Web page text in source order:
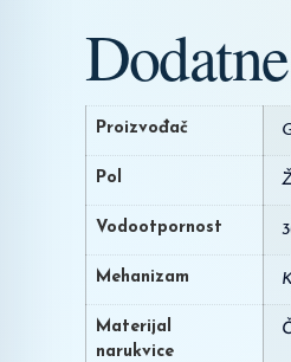
Proizvođač
Pol
Vodootpornost
Mehanizam
Materijal
narukvice